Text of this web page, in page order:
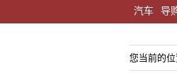
汽车
导
您当前的位